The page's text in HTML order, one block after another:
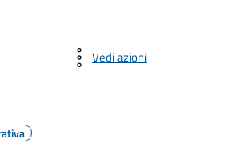
Vedi azioni